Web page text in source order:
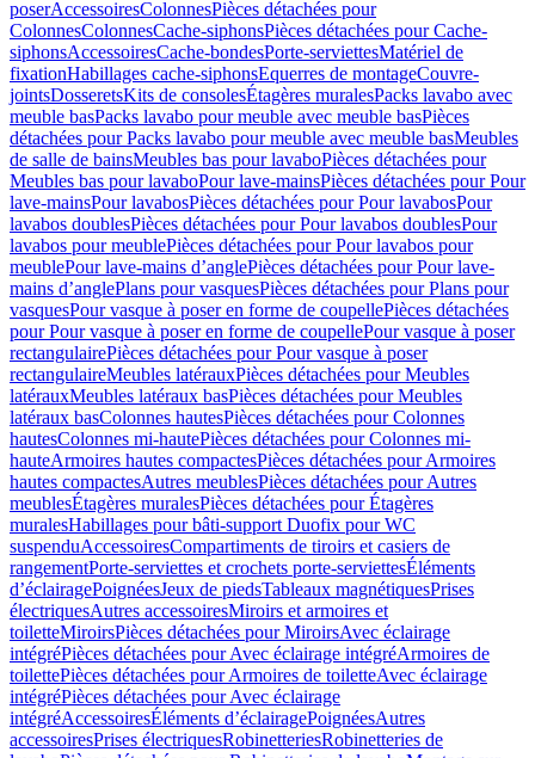
poserAccessoiresColonnesPièces détachées pour
ColonnesColonnesCache-siphonsPièces détachées pour Cache-
siphonsAccessoiresCache-bondesPorte-serviettesMatériel de
fixationHabillages cache-siphonsEquerres de montageCouvre-
jointsDosseretsKits de consolesÉtagères muralesPacks lavabo avec
meuble basPacks lavabo pour meuble avec meuble basPièces
détachées pour Packs lavabo pour meuble avec meuble basMeubles
de salle de bainsMeubles bas pour lavaboPièces détachées pour
Meubles bas pour lavaboPour lave-mainsPièces détachées pour Pour
lave-mainsPour lavabosPièces détachées pour Pour lavabosPour
lavabos doublesPièces détachées pour Pour lavabos doublesPour
lavabos pour meublePièces détachées pour Pour lavabos pour
meublePour lave-mains d’anglePièces détachées pour Pour lave-
mains d’anglePlans pour vasquesPièces détachées pour Plans pour
vasquesPour vasque à poser en forme de coupellePièces détachées
pour Pour vasque à poser en forme de coupellePour vasque à poser
rectangulairePièces détachées pour Pour vasque à poser
rectangulaireMeubles latérauxPièces détachées pour Meubles
latérauxMeubles latéraux basPièces détachées pour Meubles
latéraux basColonnes hautesPièces détachées pour Colonnes
hautesColonnes mi-hautePièces détachées pour Colonnes mi-
hauteArmoires hautes compactesPièces détachées pour Armoires
hautes compactesAutres meublesPièces détachées pour Autres
meublesÉtagères muralesPièces détachées pour Étagères
muralesHabillages pour bâti-support Duofix pour WC
suspenduAccessoiresCompartiments de tiroirs et casiers de
rangementPorte-serviettes et crochets porte-serviettesÉléments
d’éclairagePoignéesJeux de piedsTableaux magnétiquesPrises
électriquesAutres accessoiresMiroirs et armoires et
toiletteMiroirsPièces détachées pour MiroirsAvec éclairage
intégréPièces détachées pour Avec éclairage intégréArmoires de
toilettePièces détachées pour Armoires de toiletteAvec éclairage
intégréPièces détachées pour Avec éclairage
intégréAccessoiresÉléments d’éclairagePoignéesAutres
accessoiresPrises électriquesRobinetteriesRobinetteries de